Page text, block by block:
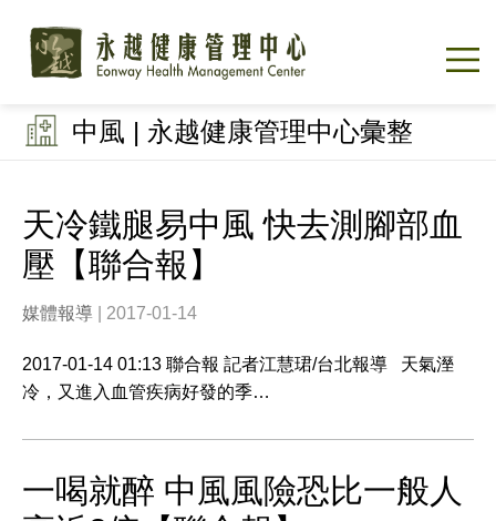
中風 | 永越健康管理中心彙整
天冷鐵腿易中風 快去測腳部血
壓【聯合報】
媒體報導 | 2017-01-14
2017-01-14 01:13 聯合報 記者江慧珺/台北報導 天氣溼
冷，又進入血管疾病好發的季…
一喝就醉 中風風險恐比一般人